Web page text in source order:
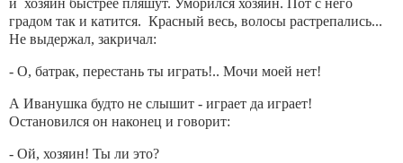
и хозяин быстрее пляшут. Уморился хозяин. Пот с него
градом так и катится. Красный весь, волосы растрепались...
Не выдержал, закричал:
- О, батрак, перестань ты играть!.. Мочи моей нет!
А Иванушка будто не слышит - играет да играет!
Остановился он наконец и говорит:
- Ой, хозяин! Ты ли это?